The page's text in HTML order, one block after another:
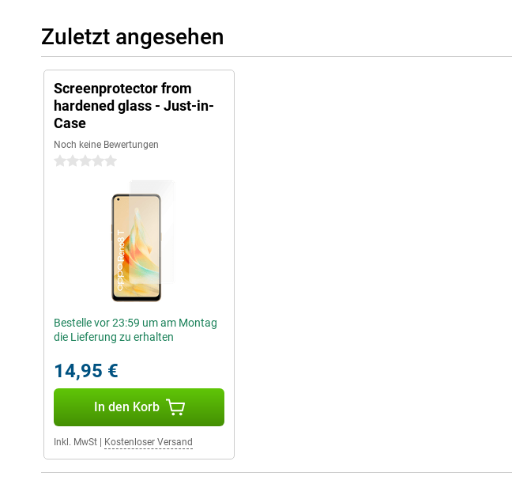
Zuletzt angesehen
Screenprotector from
hardened glass - Just-in-
Case
Noch keine Bewertungen
0 Sterne
Bestelle vor 23:59 um am Montag
die Lieferung zu erhalten
14,95 €
In den Korb
Inkl. MwSt Kostenloser Versand